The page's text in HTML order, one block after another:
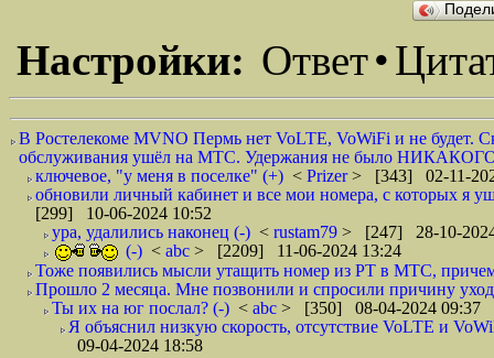
Настройки: Ответ•
В Ростелекоме MVNO Пермь нет VoLTE, VoWiFi и не будет.
обслуживания ушёл на МТС. Удержания не было НИКАКОГО
ключевое, "у меня в поселке" (+) < Prizer> [343] 02-11-
обновили личный кабинет и все мои номера, с которых я
[299] 10-06-2024 10:52
ура, удалились наконец (-) < rustam79 > [247] 28-10-
(-) < abc > [2209] 11-06-2024 13:24
Тоже появились мысли утащить номер из РТ в МТС,
Прошло 2 месяца. Мне позвонили и спросили причину
Ты их на юг послал? (-) < abc > [350] 08-04-2024 09:37
Я объяснил низкую скорость, отсутствие VoLTE и
09-04-2024 18:58